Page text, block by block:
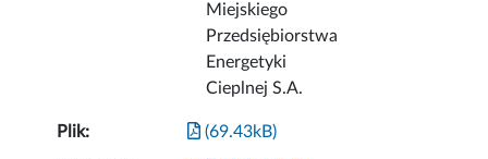
Miejskiego
Przedsiębiorstwa
Energetyki
Cieplnej S.A.
Plik: (69.43kB)